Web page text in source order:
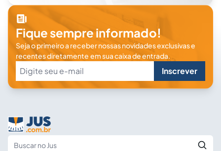
Fique sempre informado!
Seja o primeiro a receber nossas novidades exclusivas e
recentes diretamente em sua caixa de entrada.
Inscrever